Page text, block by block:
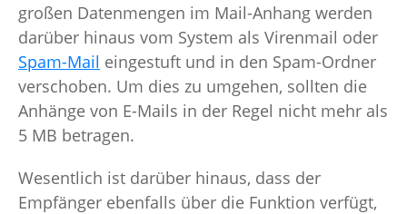
großen Datenmengen im Mail-Anhang werden
darüber hinaus vom System als Virenmail oder
Spam-Mail eingestuft und in den Spam-Ordner
verschoben. Um dies zu umgehen, sollten die
Anhänge von E-Mails in der Regel nicht mehr als
5 MB betragen.
Wesentlich ist darüber hinaus, dass der
Empfänger ebenfalls über die Funktion verfügt,